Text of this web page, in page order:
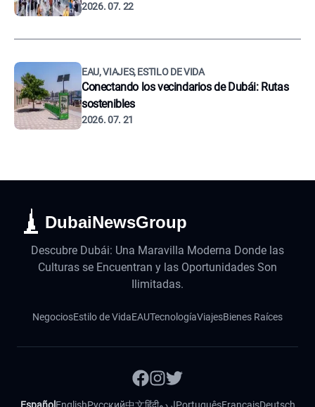
2026. 07. 22
EAU, VIAJES, ESTILO DE VIDA
Conectando los vecindarios de Dubái: Rutas
sostenibles
2026. 07. 21
DubaiNewsGroup
Descubre Dubái: Una Maravilla Moderna Donde las
Culturas se Encuentran y las Oportunidades Son
Ilimitadas.
NegociosEstilo de VidaEAUTecnologíaViajesBienes Raíces